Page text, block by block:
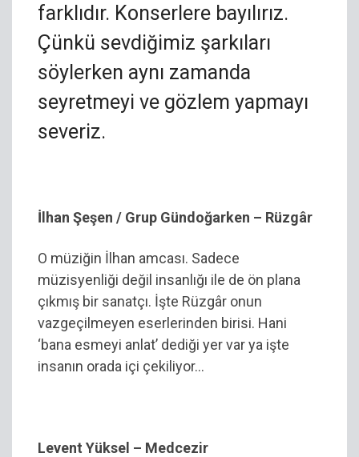
farklıdır. Konserlere bayılırız.
Çünkü sevdiğimiz şarkıları
söylerken aynı zamanda
seyretmeyi ve gözlem yapmayı
severiz.
İlhan Şeşen / Grup Gündoğarken – Rüzgâr
O müziğin İlhan amcası. Sadece
müzisyenliği değil insanlığı ile de ön plana
çıkmış bir sanatçı. İşte Rüzgâr onun
vazgeçilmeyen eserlerinden birisi. Hani
‘bana esmeyi anlat’ dediği yer var ya işte
insanın orada içi çekiliyor…
Levent Yüksel – Medcezir